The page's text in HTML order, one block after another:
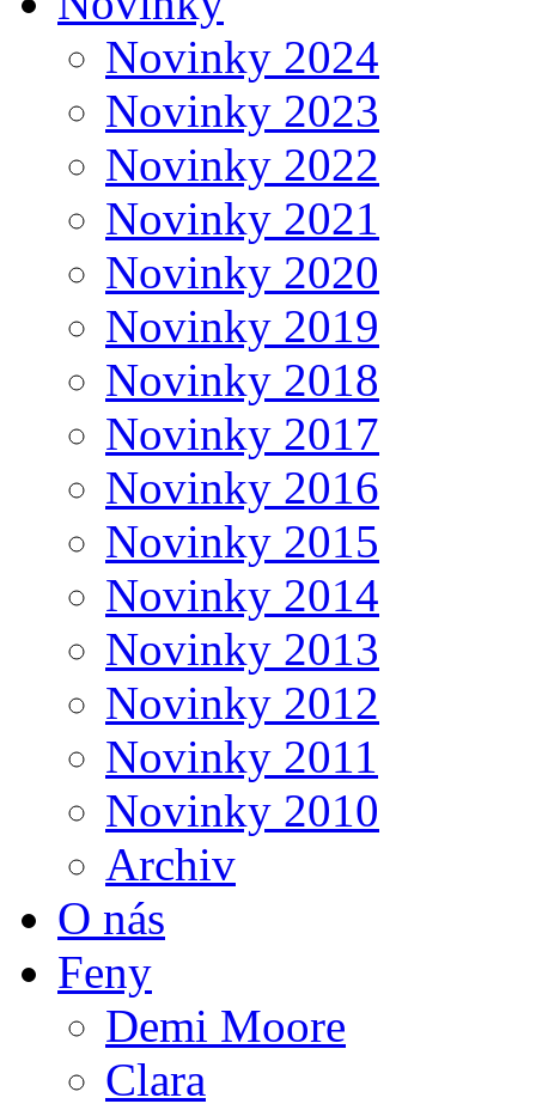
Novinky 2024
Novinky 2023
Novinky 2022
Novinky 2021
Novinky 2020
Novinky 2019
Novinky 2018
Novinky 2017
Novinky 2016
Novinky 2015
Novinky 2014
Novinky 2013
Novinky 2012
Novinky 2011
Novinky 2010
Archiv
O nás
Feny
Demi Moore
Clara